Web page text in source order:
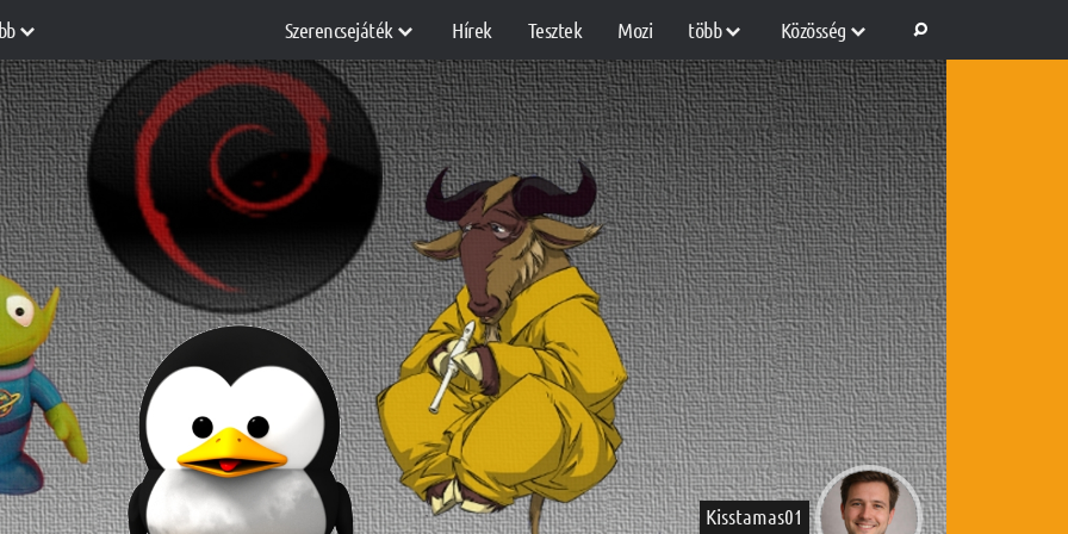
Szerencsejáték Hírek Tesztek Mozi több Közösség
Kisstamas01